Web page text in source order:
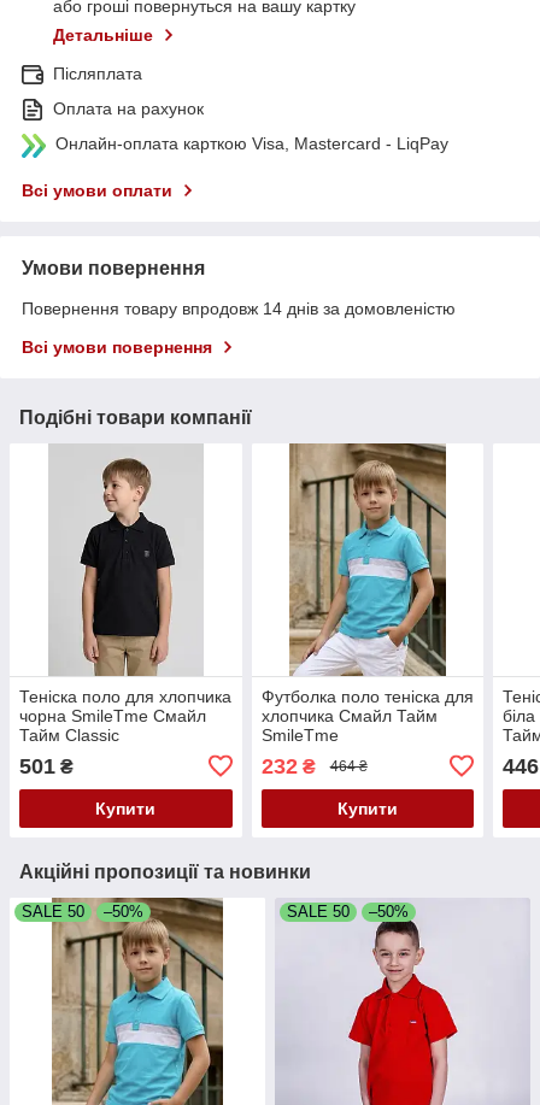
або гроші повернуться на вашу картку
Детальніше
Післяплата
Оплата на рахунок
Онлайн-оплата карткою Visa, Mastercard - LiqPay
Всі умови оплати
Умови повернення
Повернення товару впродовж 14 днів за домовленістю
Всі умови повернення
Подібні товари компанії
Теніска поло для хлопчика
чорна SmileTme Смайл
Тайм Classic
501 ₴
Купити
Футболка поло теніска для
хлопчика Смайл Тайм
SmileTme
232₴ 464 ₴
Купити
446
Акційні пропозиції та новинки
SALE 50 –50% SALE 50 –50%